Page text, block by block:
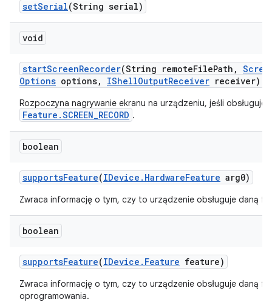
setSerial(String serial)
void
startScreenRecorder(String remoteFilePath ,
Options options, IShellOutputReceiver receiver)
Rozpoczyna nagrywanie ekranu na urządzeniu, jeśli obsługuje
Feature.SCREEN_RECORD .
boolean
supportsFeature(IDevice . HardwareFeature arg0)
Zwraca informację o tym, czy to urządzenie obsługuje daną
boolean
supportsFeature(IDevice . Feature feature)
Zwraca informację o tym, czy to urządzenie obsługuje daną
oprogramowania.